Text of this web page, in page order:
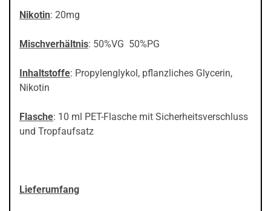
Nikotin: 20mg
Mischverhältnis: 50%VG 50%PG
Inhaltstoffe: Propylenglykol, pflanzliches Glycerin,
Nikotin
Flasche: 10 ml PET-Flasche mit Sicherheitsverschluss
und Tropfaufsatz
Lieferumfang